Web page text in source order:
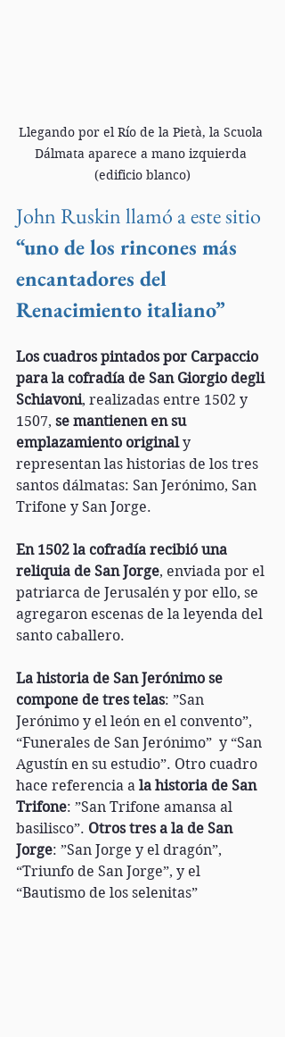
Llegando por el Río de la Pietà, la Scuola
Dálmata aparece a mano izquierda
(edificio blanco)
John Ruskin llamó a este sitio
“uno de los rincones más
encantadores del
Renacimiento italiano”
Los cuadros pintados por Carpaccio
para la cofradía de San Giorgio degli
Schiavoni, realizadas entre 1502 y
1507, se mantienen en su
emplazamiento original y
representan las historias de los tres
santos dálmatas: San Jerónimo, San
Trifone y San Jorge.
En 1502 la cofradía recibió una
reliquia de San Jorge, enviada por el
patriarca de Jerusalén y por ello, se
agregaron escenas de la leyenda del
santo caballero.
La historia de San Jerónimo se
compone de tres telas: ”San
Jerónimo y el león en el convento”,
“Funerales de San Jerónimo”  y “San
Agustín en su estudio”. Otro cuadro
hace referencia a la historia de San
Trifone: ”San Trifone amansa al
basilisco”. Otros tres a la de San
Jorge: ”San Jorge y el dragón”,
“Triunfo de San Jorge”, y el
“Bautismo de los selenitas”